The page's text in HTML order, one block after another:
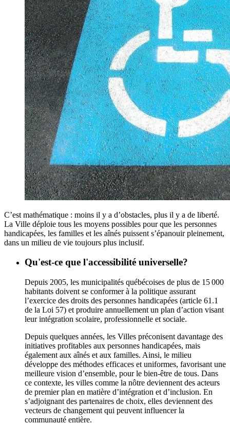
C’est mathématique : moins il y a d’obstacles, plus il y a de liberté.
La Ville déploie tous les moyens possibles pour que les personnes
handicapées, les familles et les aînés puissent s’épanouir pleinement,
dans un milieu de vie toujours plus inclusif.
Qu'est-ce que l'accessibilité universelle?
Depuis 2005, les municipalités québécoises de plus de 15 000
habitants doivent se conformer à la politique assurant
l’exercice des droits des personnes handicapées (article 61.1
de la Loi 57) et produire annuellement un plan d’action visant
leur intégration scolaire, professionnelle et sociale.
Depuis quelques années, les Villes préconisent davantage des
initiatives profitables aux personnes handicapées, mais
également aux aînés et aux familles. Ainsi, le milieu
développe des méthodes efficaces et uniformes, favorisant une
meilleure vision d’ensemble, pour le bien-être de tous. Dans
ce contexte, les villes comme la nôtre deviennent des acteurs
de premier plan en matière d’intégration et d’inclusion. En
s’adjoignant des partenaires de choix, elles deviennent des
vecteurs de changement qui peuvent influencer la
communauté entière.